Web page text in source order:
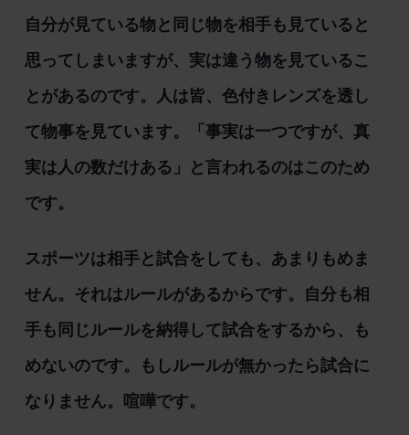
自分が見ている物と同じ物を相手も見ていると
思ってしまいますが、実は違う物を見ているこ
とがあるのです。人は皆、色付きレンズを透し
て物事を見ています。「事実は一つですが、真
実は人の数だけある」と言われるのはこのため
です。
スポーツは相手と試合をしても、あまりもめま
せん。それはルールがあるからです。自分も相
手も同じルールを納得して試合をするから、も
めないのです。もしルールが無かったら試合に
なりません。喧嘩です。